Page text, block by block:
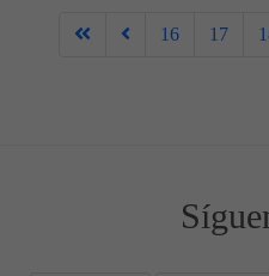
16 17